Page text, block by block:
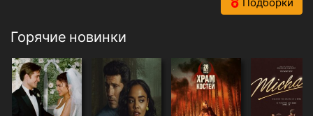
Горячие новинки